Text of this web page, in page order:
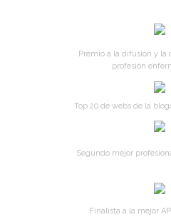
Premio a la difusión y la
profesión
Top 20 de webs de la
Segundo mejor
Finalista a la mejor